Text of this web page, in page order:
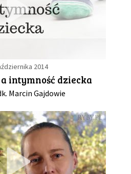
2014
intymność dziecka
Marcin Gajdowie